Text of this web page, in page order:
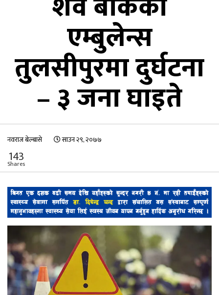
एम्बुलेन्स
तुलसीपुरमा दुर्घटना
– ३ जना घाइते
नवराज बेल्बासे साउन २९, २०७७
143
Shares